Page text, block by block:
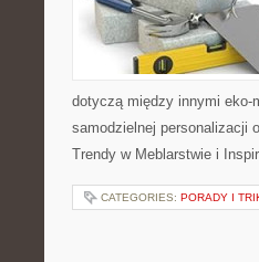
dotyczą między innymi eko-
samodzielnej personalizacji
Trendy w Meblarstwie i
CATEGORIES: PORADY I